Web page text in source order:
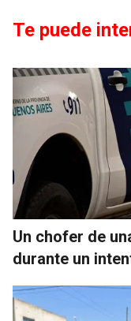
Te puede
Un chofer de
durante un